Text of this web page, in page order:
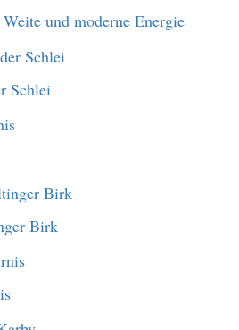
und moderne Energie
Schlei
Birk